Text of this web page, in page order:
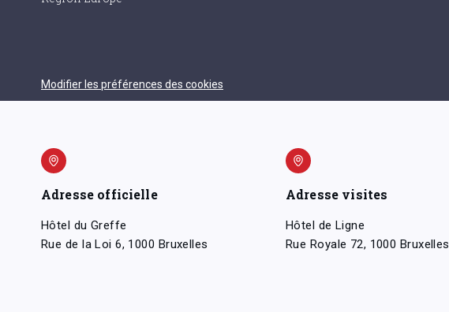
Modifier les préférences des cookies
Adresse officielle
Hôtel du Greffe
Rue de la Loi 6, 1000 Bruxelles
Adresse visites
Hôtel de Ligne
Rue Royale 72, 1000 Bruxelles